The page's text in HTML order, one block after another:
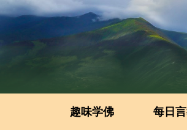
趣味学佛 每日